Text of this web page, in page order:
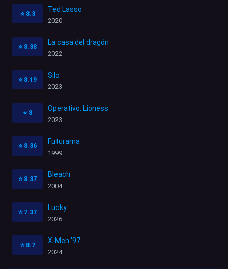
⭐ 8.3
Ted Lasso
2020
⭐ 8.38
La casa del dragón
2022
⭐ 8.19
Silo
2023
⭐ 8
Operativo: Lioness
2023
⭐ 8.36
Futurama
1999
⭐ 8.37
Bleach
2004
⭐ 7.37
Lucky
2026
⭐ 8.7
X-Men '97
2024